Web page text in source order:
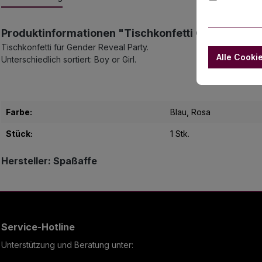
Produktinformationen "Tischkonfetti Gender
Tischkonfetti für Gender Reveal Party.
Unterschiedlich sortiert: Boy or Girl.
Farbe: Blau , Rosa
Stück: 1 Stk.
Hersteller: Spaßaffe
Service-Hotline
Unterstützung und Beratung unter:
Alle